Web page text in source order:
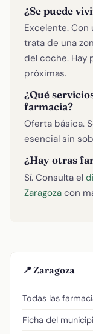
¿Se puede
Excelente.
trata de una
del coche. Hay
próximas.
¿Qué
farmacia?
Oferta básica.
esencial sin
¿Hay otras
Sí. Consulta el
Zaragoza con
📍 Zaragoza
Todas las
Ficha del